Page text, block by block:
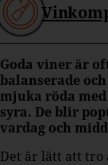
Goda viner är
balanserade
mjuka röda
syra. De blir
vardag och
Det är lätt att tro